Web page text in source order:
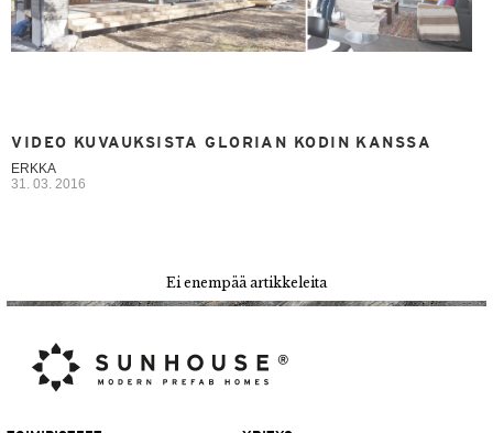
VIDEO KUVAUKSISTA GLORIAN KODIN KANSSA
ERKKA
31. 03. 2016
Ei enempää artikkeleita